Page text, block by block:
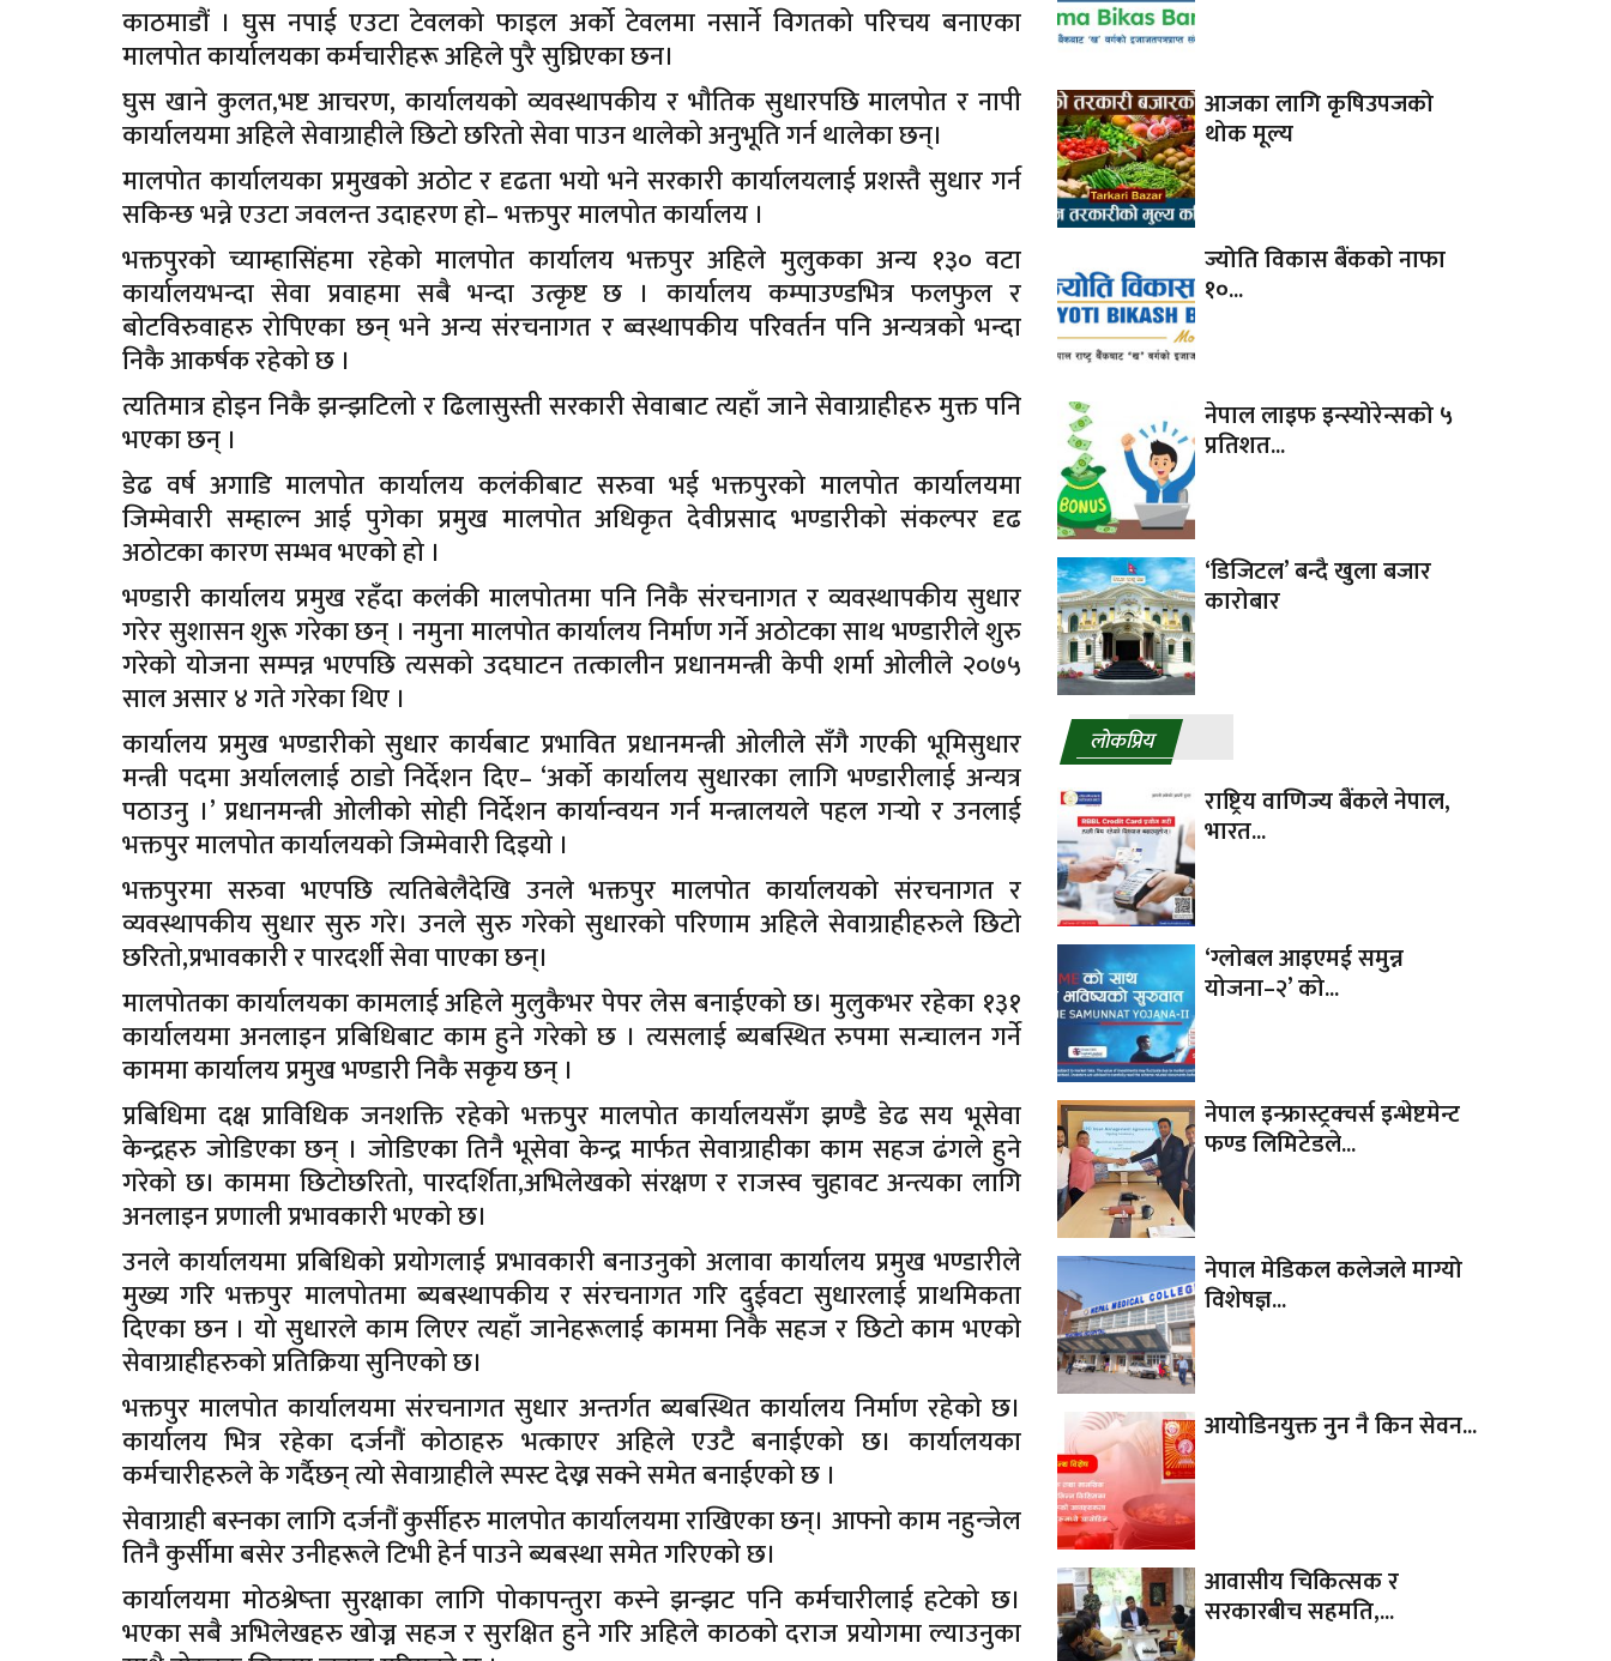
काठमाडौं । घुस नपाई एउटा टेवलको फाइल अर्को टेवलमा नसार्ने विगतको परिचय बनाएका
मालपोत कार्यालयका कर्मचारीहरू अहिले पुरै सुघ्रिएका छन।
घुस खाने कुलत,भष्ट आचरण, कार्यालयको व्यवस्थापकीय र भौतिक सुधारपछि मालपोत र नापी
कार्यालयमा अहिले सेवाग्राहीले छिटो छरितो सेवा पाउन थालेको अनुभूति गर्न थालेका छन्।
मालपोत कार्यालयका प्रमुखको अठोट र दृढता भयो भने सरकारी कार्यालयलाई प्रशस्तै सुधार गर्न
सकिन्छ भन्ने एउटा जवलन्त उदाहरण हो– भक्तपुर मालपोत कार्यालय ।
भक्तपुरको च्याम्हासिंहमा रहेको मालपोत कार्यालय भक्तपुर अहिले मुलुकका अन्य १३० वटा
कार्यालयभन्दा सेवा प्रवाहमा सबै भन्दा उत्कृष्ट छ । कार्यालय कम्पाउण्डभित्र फलफुल र
बोटविरुवाहरु रोपिएका छन् भने अन्य संरचनागत र ब्वस्थापकीय परिवर्तन पनि अन्यत्रको भन्दा
निकै आकर्षक रहेको छ ।
त्यतिमात्र होइन निकै झन्झटिलो र ढिलासुस्ती सरकारी सेवाबाट त्यहाँ जाने सेवाग्राहीहरु मुक्त पनि
भएका छन् ।
डेढ वर्ष अगाडि मालपोत कार्यालय कलंकीबाट सरुवा भई भक्तपुरको मालपोत कार्यालयमा
जिम्मेवारी सम्हाल्न आई पुगेका प्रमुख मालपोत अधिकृत देवीप्रसाद भण्डारीको संकल्पर दृढ
अठोटका कारण सम्भव भएको हो ।
भण्डारी कार्यालय प्रमुख रहँदा कलंकी मालपोतमा पनि निकै संरचनागत र व्यवस्थापकीय सुधार
गरेर सुशासन शुरू गरेका छन् । नमुना मालपोत कार्यालय निर्माण गर्ने अठोटका साथ भण्डारीले शुरु
गरेको योजना सम्पन्न भएपछि त्यसको उदघाटन तत्कालीन प्रधानमन्त्री केपी शर्मा ओलीले २०७५
साल असार ४ गते गरेका थिए ।
कार्यालय प्रमुख भण्डारीको सुधार कार्यबाट प्रभावित प्रधानमन्त्री ओलीले सँगै गएकी भूमिसुधार
मन्त्री पदमा अर्याललाई ठाडो निर्देशन दिए– ‘अर्को कार्यालय सुधारका लागि भण्डारीलाई अन्यत्र
पठाउनु ।’ प्रधानमन्त्री ओलीको सोही निर्देशन कार्यान्वयन गर्न मन्त्रालयले पहल गर्‍यो र उनलाई
भक्तपुर मालपोत कार्यालयको जिम्मेवारी दिइयो ।
भक्तपुरमा सरुवा भएपछि त्यतिबेलैदेखि उनले भक्तपुर मालपोत कार्यालयको संरचनागत र
व्यवस्थापकीय सुधार सुरु गरे। उनले सुरु गरेको सुधारको परिणाम अहिले सेवाग्राहीहरुले छिटो
छरितो,प्रभावकारी र पारदर्शी सेवा पाएका छन्।
मालपोतका कार्यालयका कामलाई अहिले मुलुकैभर पेपर लेस बनाईएको छ। मुलुकभर रहेका १३१
कार्यालयमा अनलाइन प्रबिधिबाट काम हुने गरेको छ । त्यसलाई ब्यबस्थित रुपमा सन्चालन गर्ने
काममा कार्यालय प्रमुख भण्डारी निकै सकृय छन् ।
प्रबिधिमा दक्ष प्राविधिक जनशक्ति रहेको भक्तपुर मालपोत कार्यालयसँग झण्डै डेढ सय भूसेवा
केन्द्रहरु जोडिएका छन् । जोडिएका तिनै भूसेवा केन्द्र मार्फत सेवाग्राहीका काम सहज ढंगले हुने
गरेको छ। काममा छिटोछरितो, पारदर्शिता,अभिलेखको संरक्षण र राजस्व चुहावट अन्त्यका लागि
अनलाइन प्रणाली प्रभावकारी भएको छ।
उनले कार्यालयमा प्रबिधिको प्रयोगलाई प्रभावकारी बनाउनुको अलावा कार्यालय प्रमुख भण्डारीले
मुख्य गरि भक्तपुर मालपोतमा ब्यबस्थापकीय र संरचनागत गरि दुईवटा सुधारलाई प्राथमिकता
दिएका छन । यो सुधारले काम लिएर त्यहाँ जानेहरूलाई काममा निकै सहज र छिटो काम भएको
सेवाग्राहीहरुको प्रतिक्रिया सुनिएको छ।
भक्तपुर मालपोत कार्यालयमा संरचनागत सुधार अन्तर्गत ब्यबस्थित कार्यालय निर्माण रहेको छ।
कार्यालय भित्र रहेका दर्जनौं कोठाहरु भत्काएर अहिले एउटै बनाईएको छ। कार्यालयका
कर्मचारीहरुले के गर्दैछन् त्यो सेवाग्राहीले स्पस्ट देख्न सक्ने समेत बनाईएको छ ।
सेवाग्राही बस्नका लागि दर्जनौं कुर्सीहरु मालपोत कार्यालयमा राखिएका छन्। आफ्नो काम नहुन्जेल
तिनै कुर्सीमा बसेर उनीहरूले टिभी हेर्न पाउने ब्यबस्था समेत गरिएको छ।
कार्यालयमा मोठश्रेष्ता सुरक्षाका लागि पोकापन्तुरा कस्ने झन्झट पनि कर्मचारीलाई हटेको छ।
भएका सबै अभिलेखहरु खोज्न सहज र सुरक्षित हुने गरि अहिले काठको दराज प्रयोगमा ल्याउनुका
आजका लागि कृषिउपजको
थोक मूल्य
ज्योति विकास बैंकको नाफा
१०...
नेपाल लाइफ इन्स्योरेन्सको ५
प्रतिशत...
‘डिजिटल’ बन्दै खुला बजार
कारोबार
लाेकप्रिय
राष्ट्रिय वाणिज्य बैंकले नेपाल,
भारत...
‘ग्लोबल आइएमई समुन्न
योजना–२’ को...
नेपाल इन्फ्रास्ट्रक्चर्स इन्भेष्टमेन्ट
फण्ड लिमिटेडले...
नेपाल मेडिकल कलेजले माग्यो
विशेषज्ञ...
आयोडिनयुक्त नुन नै किन सेवन...
आवासीय चिकित्सक र
सरकारबीच सहमति,...